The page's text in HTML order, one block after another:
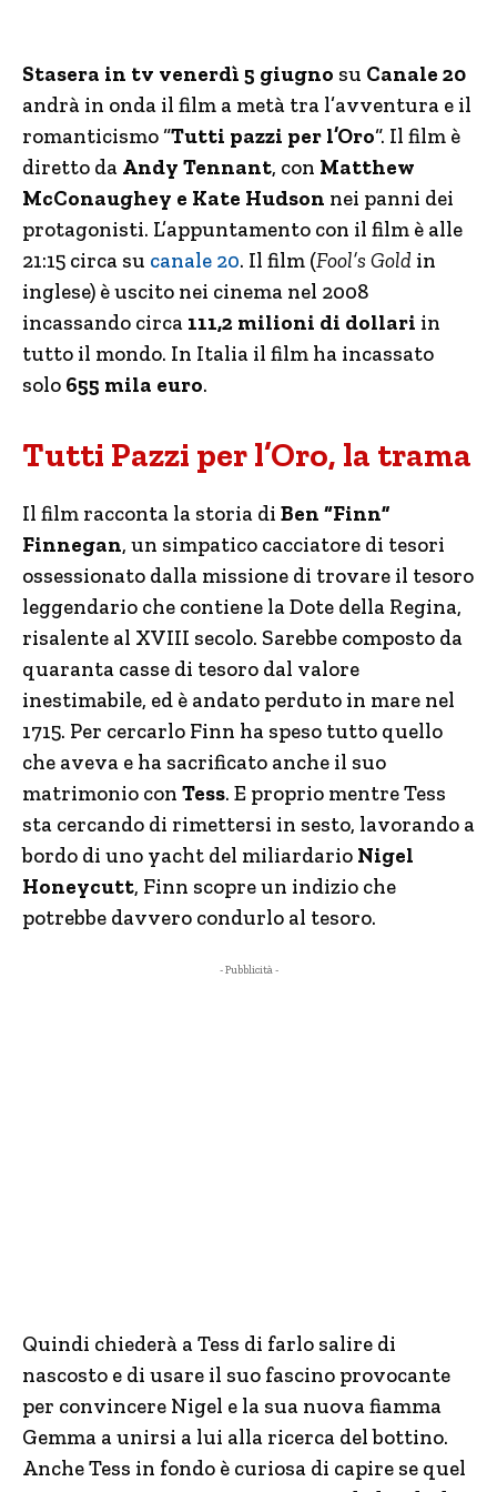
Stasera in tv venerdì 5 giugno su Canale 20
andrà in onda il film a metà tra l’avventura e il
romanticismo “Tutti pazzi per l’Oro“. Il film è
diretto da Andy Tennant, con Matthew
McConaughey e Kate Hudson nei panni dei
protagonisti. L’appuntamento con il film è alle
21:15 circa su canale 20. Il film (Fool’s Gold in
inglese) è uscito nei cinema nel 2008
incassando circa 111,2 milioni di dollari in
tutto il mondo. In Italia il film ha incassato
solo 655 mila euro.
Tutti Pazzi per l’Oro, la trama
Il film racconta la storia di Ben “Finn”
Finnegan, un simpatico cacciatore di tesori
ossessionato dalla missione di trovare il tesoro
leggendario che contiene la Dote della Regina,
risalente al XVIII secolo. Sarebbe composto da
quaranta casse di tesoro dal valore
inestimabile, ed è andato perduto in mare nel
1715. Per cercarlo Finn ha speso tutto quello
che aveva e ha sacrificato anche il suo
matrimonio con Tess. E proprio mentre Tess
sta cercando di rimettersi in sesto, lavorando a
bordo di uno yacht del miliardario Nigel
Honeycutt, Finn scopre un indizio che
potrebbe davvero condurlo al tesoro.
- Pubblicità -
Quindi chiederà a Tess di farlo salire di
nascosto e di usare il suo fascino provocante
per convincere Nigel e la sua nuova fiamma
Gemma a unirsi a lui alla ricerca del bottino.
Anche Tess in fondo è curiosa di capire se quel